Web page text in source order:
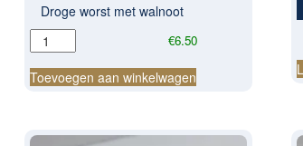
Droge worst met walnoot
€6.50
Droge
worst
met
walnoot
Toevoegen aan winkelwagen